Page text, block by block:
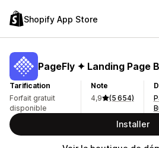
Shopify App Store
PageFly ✦ Landing Page
Tarification
Forfait gratuit
disponible
Note
4,9
(5 654)
Installer